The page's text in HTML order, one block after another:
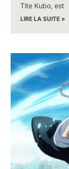
Tite Kubo, est
LIRE LA SUITE »